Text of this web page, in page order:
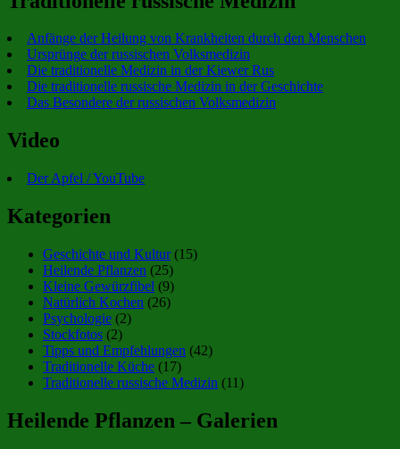
Anfänge der Heilung von Krankheiten durch den Menschen
Ursprünge der russischen Volksmedizin
Die traditionelle Medizin in der Kiewer Rus
Die traditionelle russische Medizin in der Geschichte
Das Besondere der russischen Volksmedizin
Video
Der Apfel / YouTube
Kategorien
Geschichte und Kultur(15)
Heilende Pflanzen (25)
Kleine Gewürzfibel (9)
Natürlich Kochen (26)
Psychologie (2)
Stockfotos (2)
Tipps und Empfehlungen (42)
Traditionelle Küche (17)
Traditionelle russische Medizin (11)
Heilende Pflanzen – Galerien